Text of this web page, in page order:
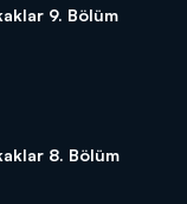
9. Bölüm
8. Bölüm